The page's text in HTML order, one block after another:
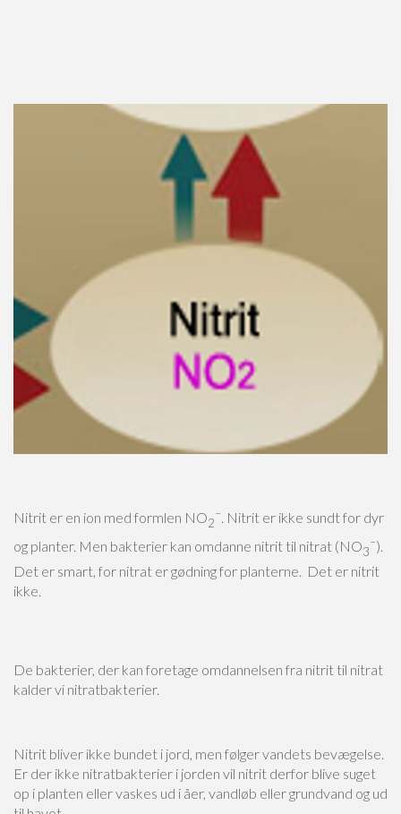
Nitrit er en ion med formlen NO2
–. Nitrit er ikke sundt for dyr
og planter. Men bakterier kan omdanne nitrit til nitrat (NO3
–).
Det er smart, for nitrat er gødning for planterne. Det er nitrit
ikke.
De bakterier, der kan foretage omdannelsen fra nitrit til nitrat
kalder vi nitratbakterier.
Nitrit bliver ikke bundet i jord, men følger vandets bevægelse.
Er der ikke nitratbakterier i jorden vil nitrit derfor blive suget
op i planten eller vaskes ud i åer, vandløb eller grundvand og ud